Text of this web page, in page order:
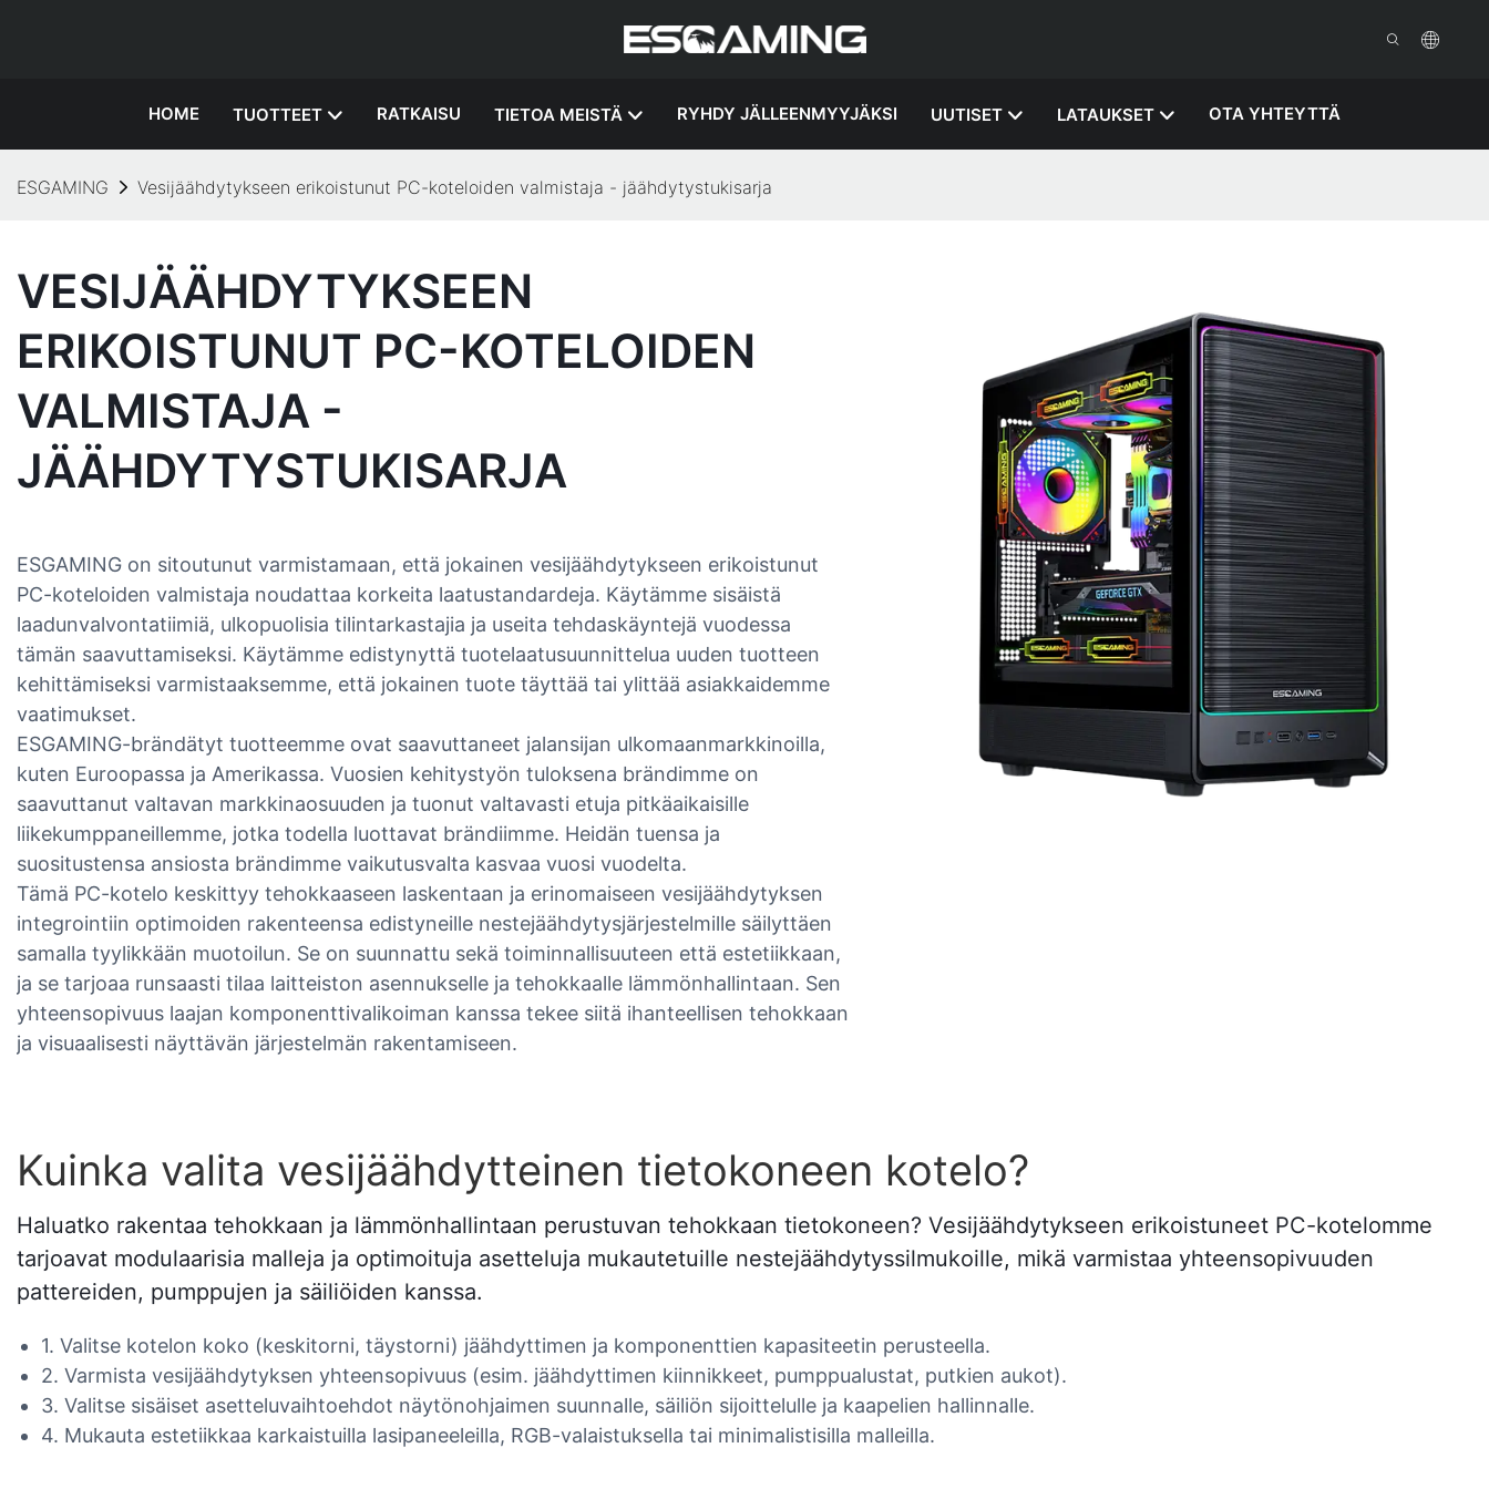
HOME TUOTTEET RATKAISU TIETOA MEISTÄ RYHDY JÄLLEENMYYJÄKSI UUTISET LATAUKSET OTA YHTEYTTÄ
ESGAMING Vesijäähdytykseen erikoistunut PC-koteloiden valmistaja - jäähdytystukisarja
VESIJÄÄHDYTYKSEEN
ERIKOISTUNUT PC-KOTELOIDEN
VALMISTAJA -
JÄÄHDYTYSTUKISARJA
ESGAMING on sitoutunut varmistamaan, että jokainen vesijäähdytykseen erikoistunut
PC-koteloiden valmistaja noudattaa korkeita laatustandardeja. Käytämme sisäistä
laadunvalvontatiimiä, ulkopuolisia tilintarkastajia ja useita tehdaskäyntejä vuodessa
tämän saavuttamiseksi. Käytämme edistynyttä tuotelaatusuunnittelua uuden tuotteen
kehittämiseksi varmistaaksemme, että jokainen tuote täyttää tai ylittää asiakkaidemme
vaatimukset.
ESGAMING-brändätyt tuotteemme ovat saavuttaneet jalansijan ulkomaanmarkkinoilla,
kuten Euroopassa ja Amerikassa. Vuosien kehitystyön tuloksena brändimme on
saavuttanut valtavan markkinaosuuden ja tuonut valtavasti etuja pitkäaikaisille
liikekumppaneillemme, jotka todella luottavat brändiimme. Heidän tuensa ja
suositustensa ansiosta brändimme vaikutusvalta kasvaa vuosi vuodelta.
Tämä PC-kotelo keskittyy tehokkaaseen laskentaan ja erinomaiseen vesijäähdytyksen
integrointiin optimoiden rakenteensa edistyneille nestejäähdytysjärjestelmille säilyttäen
samalla tyylikkään muotoilun. Se on suunnattu sekä toiminnallisuuteen että estetiikkaan,
ja se tarjoaa runsaasti tilaa laitteiston asennukselle ja tehokkaalle lämmönhallintaan. Sen
yhteensopivuus laajan komponenttivalikoiman kanssa tekee siitä ihanteellisen tehokkaan
ja visuaalisesti näyttävän järjestelmän rakentamiseen.
Kuinka valita vesijäähdytteinen tietokoneen kotelo?
Haluatko rakentaa tehokkaan ja lämmönhallintaan perustuvan tehokkaan tietokoneen? Vesijäähdytykseen erikoistuneet PC-kotelomme
tarjoavat modulaarisia malleja ja optimoituja asetteluja mukautetuille nestejäähdytyssilmukoille, mikä varmistaa yhteensopivuuden
pattereiden, pumppujen ja säiliöiden kanssa.
1. Valitse kotelon koko (keskitorni, täystorni) jäähdyttimen ja komponenttien kapasiteetin perusteella.
2. Varmista vesijäähdytyksen yhteensopivuus (esim. jäähdyttimen kiinnikkeet, pumppualustat, putkien aukot).
3. Valitse sisäiset asetteluvaihtoehdot näytönohjaimen suunnalle, säiliön sijoittelulle ja kaapelien hallinnalle.
4. Mukauta estetiikkaa karkaistuilla lasipaneeleilla, RGB-valaistuksella tai minimalistisilla malleilla.